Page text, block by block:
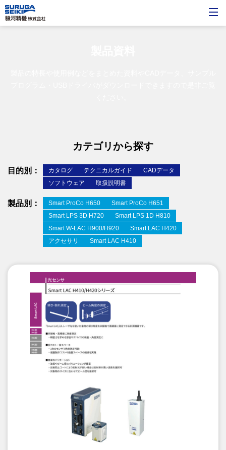
カテゴリから探す
目的別： カタログ テクニカルガイド
CADデータ
ソフトウェア
取扱説明書
製品別： Smart ProCo H650
Smart ProCo H651
Smart LPS 3D H720
Smart LPS 1D H810
Smart W-LAC H900/H920
Smart LAC H420
アクセサリ
Smart LAC H410